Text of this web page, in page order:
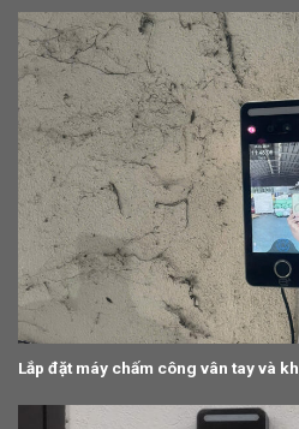
Lắp đặt máy chấm công vân tay và